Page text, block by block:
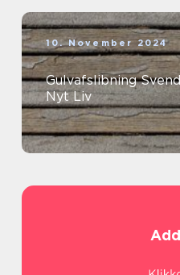
10. November 2024
Gulvafslibning
Nyt Liv